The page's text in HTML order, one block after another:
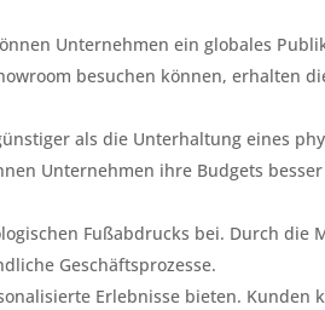
Unternehmen ein globales
besuchen können, erhalten
als die Unterhaltung eines
Unternehmen ihre Budgets
Fußabdrucks bei. Durch die
Geschäftsprozesse.
Erlebnisse bieten.